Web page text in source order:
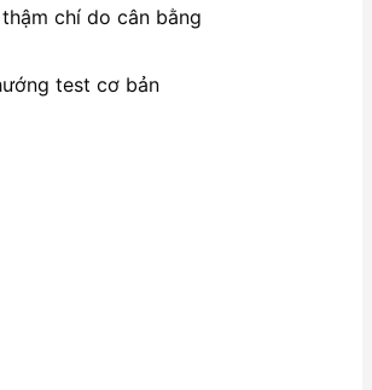
chí do cân bằng
test cơ bản